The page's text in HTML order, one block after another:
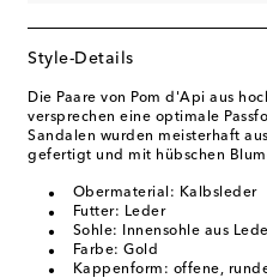
Style-Details
Die Paare von Pom d'Api aus
versprechen eine optimale
Sandalen wurden meisterhaft
gefertigt und mit hübschen
Obermaterial: Kalbsleder
Futter: Leder
Sohle: Innensohle aus
Farbe: Gold
Kappenform: offene,